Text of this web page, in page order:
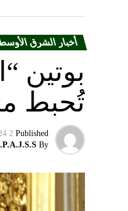
أخبار الشرق
بوتين
تُحبط
Published
2 years ago
By
P.A.J.S.S.